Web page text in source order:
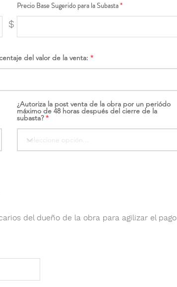
$
Precio Base Sugerido para la Subasta
del valor de la venta:
¿Autoriza la post venta de la obra por un periódo
máximo de 48 horas después del cierre de la
subasta?
del dueño de la obra para agilizar el pago